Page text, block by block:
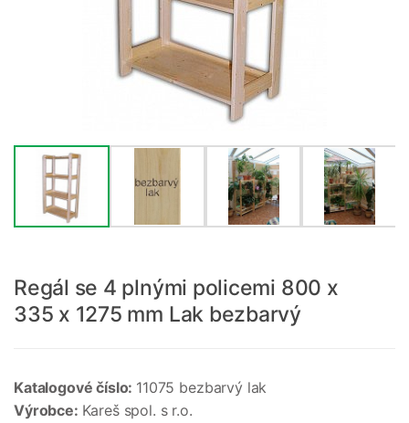
Regál se 4 plnými policemi 800 x
335 x 1275 mm Lak bezbarvý
Katalogové číslo: 11075 bezbarvý lak
Výrobce: Kareš spol. s r.o.